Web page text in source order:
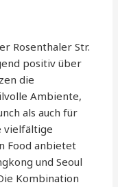
Rosenthaler Str.
positiv über
die
Ambiente,
als auch für
vielfältige
Food anbietet
und Seoul
Kombination